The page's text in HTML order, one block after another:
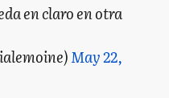
en claro en otra
May 22,